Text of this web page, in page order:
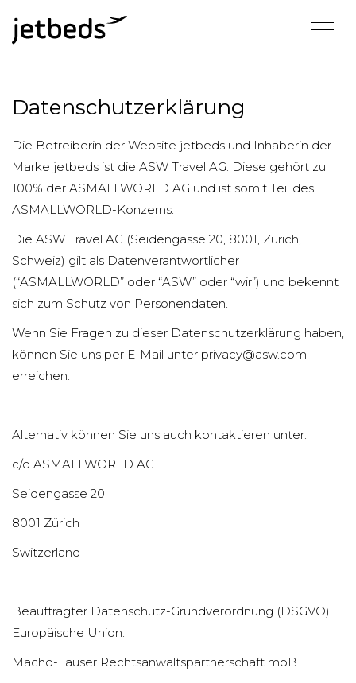
Datenschutzerklärung
Die Betreiberin der Website jetbeds und Inhaberin der
Marke jetbeds ist die ASW Travel AG. Diese gehört zu
100% der ASMALLWORLD AG und ist somit Teil des
ASMALLWORLD-Konzerns.
Die ASW Travel AG (Seidengasse 20, 8001, Zürich,
Schweiz) gilt als Datenverantwortlicher
(“ASMALLWORLD” oder “ASW” oder “wir”) und bekennt
sich zum Schutz von Personendaten.
Wenn Sie Fragen zu dieser Datenschutzerklärung haben,
können Sie uns per E-Mail unter privacy@asw.com
erreichen.
Alternativ können Sie uns auch kontaktieren unter:
c/o ASMALLWORLD AG
Seidengasse 20
8001 Zürich
Switzerland
Beauftragter Datenschutz-Grundverordnung (DSGVO)
Europäische Union:
Macho-Lauser Rechtsanwaltspartnerschaft mbB